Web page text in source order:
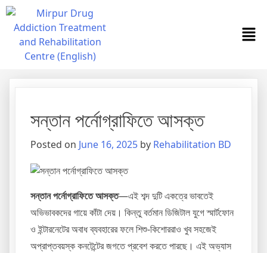
সন্তান পর্নোগ্রাফিতে আসক্ত
Posted on June 16, 2025 by Rehabilitation BD
সন্তান পর্নোগ্রাফিতে আসক্ত—এই শব্দ দুটি একত্রে ভাবতেই
অভিভাবকদের গায়ে কাঁটা দেয়। কিন্তু বর্তমান ডিজিটাল যুগে স্মার্টফোন
ও ইন্টারনেটের অবাধ ব্যবহারের ফলে শিশু-কিশোররাও খুব সহজেই
অপ্রাপ্তবয়স্ক কনটেন্টের জগতে প্রবেশ করতে পারছে। এই অভ্যাস